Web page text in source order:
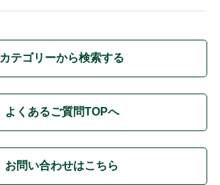
カテゴリーから検索する
よくあるご質問TOPへ
お問い合わせはこちら